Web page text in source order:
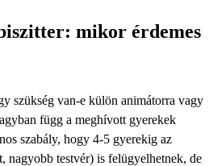
mikor érdemes
szükség van-e külön animátorra vagy
függ a meghívott gyerekek
szabály, hogy 4-5 gyerekig az
nagyobb testvér) is felügyelhetnek, de